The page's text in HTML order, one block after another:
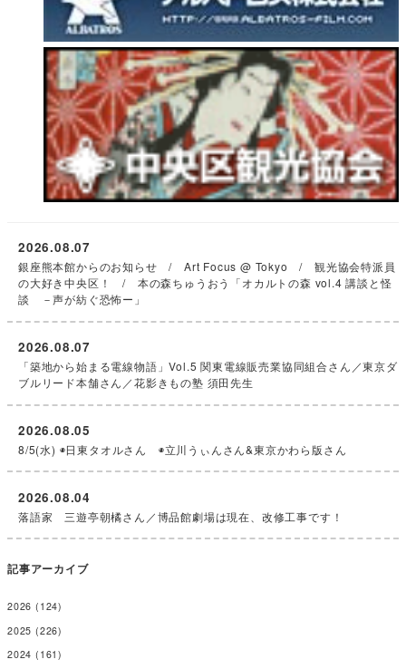
銀座熊本館からのお知らせ / Art Focus @ Tokyo / 観光協会特派員
の大好き中央区！ / 本の森ちゅうおう「オカルトの森 vol.4 講談と怪
談 －声が紡ぐ恐怖ー」
2026.08.07
「築地から始まる電線物語」Vol.5 関東電線販売業協同組合さん／東京ダ
ブルリード本舗さん／花影きもの塾 須田先生
2026.08.07
8/5(水) ◉日東タオルさん ◉立川うぃんさん&東京かわら版さん
2026.08.05
落語家 三遊亭朝橘さん／博品館劇場は現在、改修工事です！
2026.08.04
記事アーカイブ
2026 (124)
2025 (226)
2024 (161)